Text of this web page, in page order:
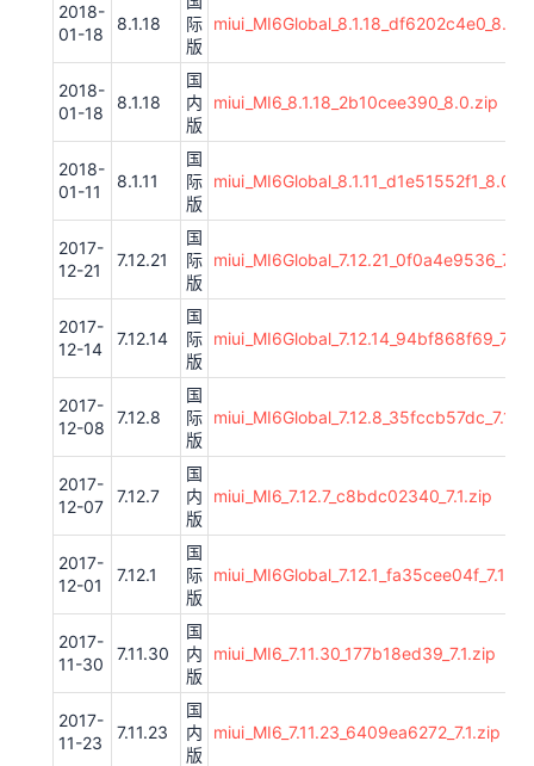
2018-
01-18
8.1.18
际
版
2018-
01-18
8.1.18
国
内
版
miui_MI6_8.1.18_2b10cee390_8.0.zip
2018-
01-11
8.1.11
国
际
版
2017-
12-21
7.12.21
国
际
版
2017-
12-14
7.12.14
国
际
版
2017-
12-08
7.12.8
国
际
版
2017-
12-07
7.12.7
国
内
版
miui_MI6_7.12.7_c8bdc02340_7.1.zip
2017-
12-01
7.12.1
国
际
版
miui_MI6Global_7.12.1_fa35cee04f_7.1.zip
2017-
11-30
7.11.30
国
内
版
miui_MI6_7.11.30_177b18ed39_7.1.zip
2017-
11-23
7.11.23
国
内
版
miui_MI6_7.11.23_6409ea6272_7.1.zip